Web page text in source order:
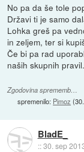
No pa da še tole
Državi ti je samo
Lohka greš pa
in zeljem, ter si
Če bi pa rad
naših skupnih pravil.
Zgodovina sprememb…
spremenilo: Pimoz (
BladE_
::30. sep